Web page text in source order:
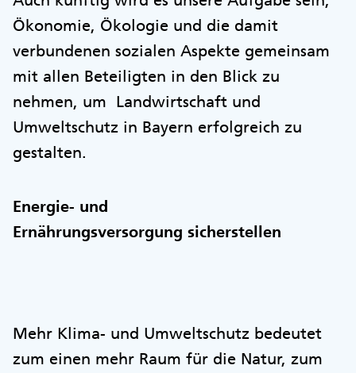
Ökonomie, Ökologie und die damit
verbundenen sozialen Aspekte gemeinsam
mit allen Beteiligten in den Blick zu
nehmen, um Landwirtschaft und
Umweltschutz in Bayern erfolgreich zu
gestalten.
Energie- und
Ernährungsversorgung sicherstellen
Mehr Klima- und Umweltschutz bedeutet
zum einen mehr Raum für die Natur, zum